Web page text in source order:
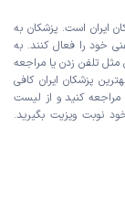
نوبت از دکترتو
1405/02/07
کنی با
ایران است. پزشکان به
خود را فعال کنند. به
مثل تلفن زدن یا مراجعه
پزشکان ایران کافی
مراجعه کنید و از لیست
نوبت ویزیت بگیرید.